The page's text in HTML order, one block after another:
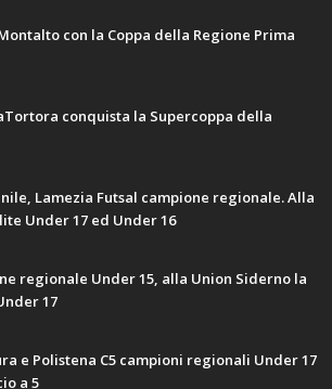
con la Coppa della Regione Prima
conquista la Supercoppa della
Lamezia Futsal campione regionale. Alla
Under 17 ed Under 16
regionale Under 15, alla Union Siderno la
17
e Polistena C5 campioni regionali Under 17
a 5